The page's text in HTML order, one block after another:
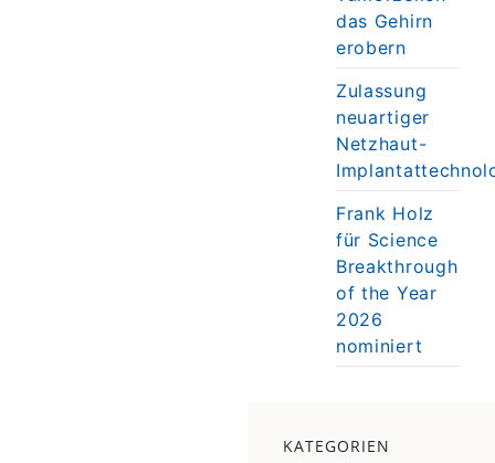
das Gehirn
erobern
Zulassung
neuartiger
Netzhaut-
Frank Holz
für Science
Breakthrough
of the Year
2026
nominiert
KATEGORIEN